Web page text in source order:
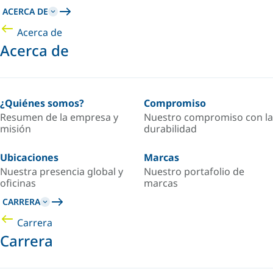
ACERCA DE
Acerca de
Acerca de
¿Quiénes somos?
Resumen de la empresa y
misión
Compromiso
Nuestro compromiso con la
durabilidad
Ubicaciones
Nuestra presencia global y
oficinas
Marcas
Nuestro portafolio de
marcas
CARRERA
Carrera
Carrera